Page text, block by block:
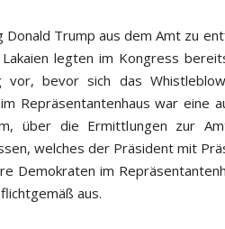
Donald Trump aus dem Amt zu
legten im Kongress
vor, bevor sich das
Repräsentantenhaus war eine
über die Ermittlungen zur
welches der Präsident mit
Demokraten im
aus.